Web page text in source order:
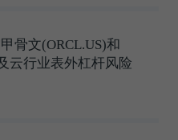
骨文(ORCL.US)和
云行业表外杠杆风险